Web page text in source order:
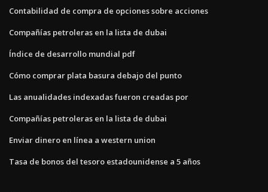
Contabilidad de compra de opciones sobre acciones
Compañías petroleras en la lista de dubai
Índice de desarrollo mundial pdf
Cómo comprar plata basura debajo del punto
Las anualidades indexadas fueron creadas por
Compañías petroleras en la lista de dubai
Enviar dinero en línea a western union
Tasa de bonos del tesoro estadounidense a 5 años